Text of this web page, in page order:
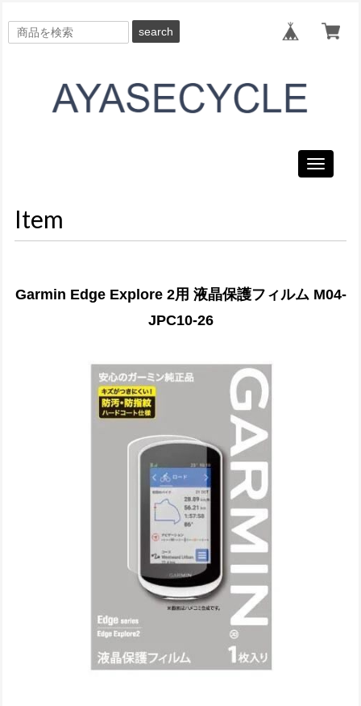
search
Toggle
Item
Garmin Edge Explore 2用 液晶保護フィルム M04-
JPC10-26